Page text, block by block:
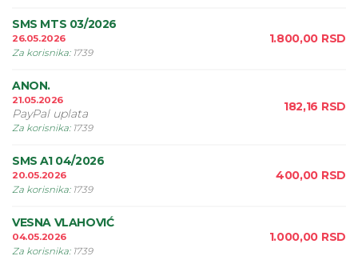
SMS MTS 03/2026
26.05.2026
Za korisnika: 1739
1.800,00 RSD
ANON.
21.05.2026
PayPal uplata
Za korisnika: 1739
182,16 RSD
SMS A1 04/2026
20.05.2026
Za korisnika: 1739
400,00 RSD
VESNA VLAHOVIĆ
04.05.2026
Za korisnika: 1739
1.000,00 RSD